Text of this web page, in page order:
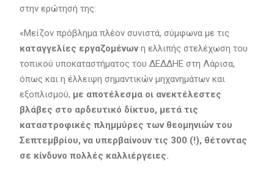
στην ερώτησή της:
«Μείζον πρόβλημα πλέον συνιστά, σύμφωνα με τις
καταγγελίες εργαζομένωνη ελλιπής στελέχωση του
τοπικού υποκαταστήματος του ΔΕΔΔΗΕ στη Λάρισα,
όπως και η έλλειψη σημαντικών μηχανημάτων και
εξοπλισμού, με αποτέλεσμα οι ανεκτέλεστες
βλάβες στο αρδευτικό δίκτυο, μετά τις
καταστροφικές πλημμύρες των θεομηνιών του
Σεπτεμβρίου, να υπερβαίνουν τις 300 (!), θέτοντας
σε κίνδυνο πολλές καλλιέργειες.